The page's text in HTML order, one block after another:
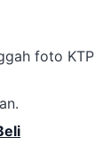
foto KTP